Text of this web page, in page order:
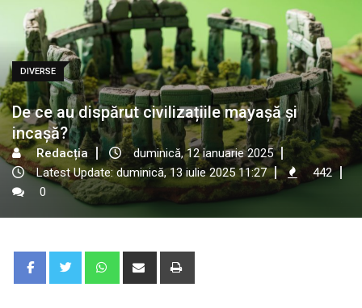
DIVERSE
De ce au dispărut civilizațiile mayașă și
incașă?
Redacția
duminică, 12 ianuarie 2025
Latest Update: duminică, 13 iulie 2025 11:27
442
0
WhatsappShare